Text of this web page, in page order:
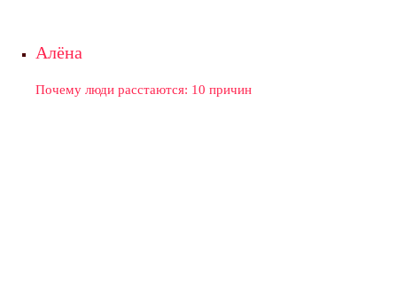
Алёна
Почему люди расстаются: 10 причин